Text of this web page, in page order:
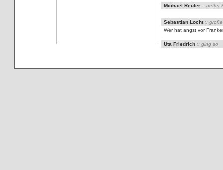
Michael Reuter :: netter
Sebastian Locht ::
Wer hat angst vor
Uta Friedrich :: ging so